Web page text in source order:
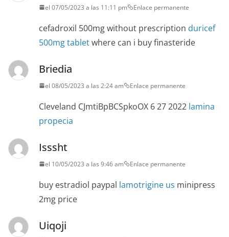
el 07/05/2023 a las 11:11 pm Enlace permanente
cefadroxil 500mg without prescription duricef
500mg tabletwhere can i buy finasteride
Briedia
el 08/05/2023 a las 2:24 am Enlace permanente
Cleveland CJmtiBpBCSpkoOX 6 27 2022 lamina
propecia
Isssht
el 10/05/2023 a las 9:46 am Enlace permanente
buy estradiol paypal lamotrigine us minipress
2mg price
Uiqoji